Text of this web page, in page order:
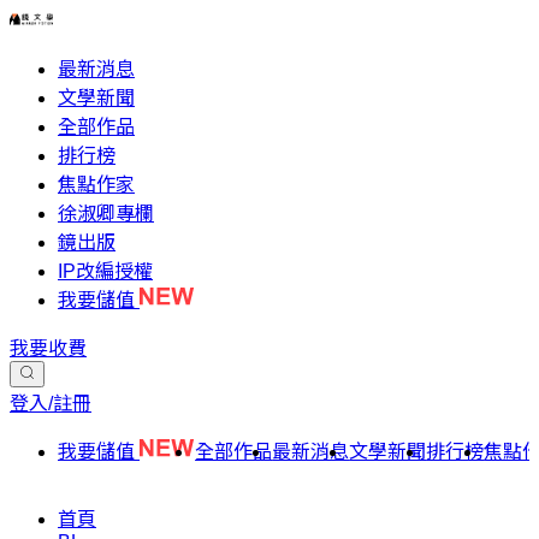
最新消息
文學新聞
全部作品
排行榜
焦點作家
徐淑卿專欄
鏡出版
IP改編授權
我要儲值
我要收費
登入/註冊
我要儲值 全部作品最新消息文學新聞排行榜焦點
首頁